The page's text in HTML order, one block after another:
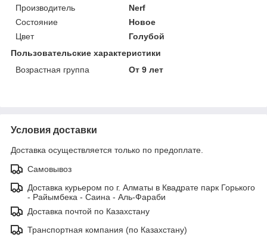
Производитель
Nerf
Состояние
Новое
Цвет
Голубой
Пользовательские характеристики
Возрастная группа
От 9 лет
Условия доставки
Доставка осуществляется только по предоплате.
Самовывоз
Доставка курьером по г. Алматы в Квадрате парк Горького
- Райымбека - Саина - Аль-Фараби
Доставка почтой по Казахстану
Транспортная компания (по Казахстану)